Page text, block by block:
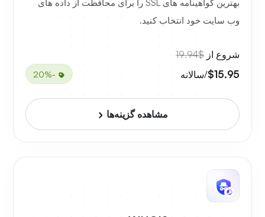
بهترین گواهینامه های SSL را برای محافظت از داده های
وب سایت خود انتخاب کنید.
شروع از $19.94
$15.95/سالانه -20%
مشاهده گزینه‌ها